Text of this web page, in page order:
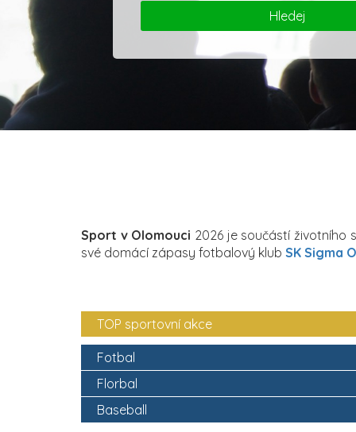
Sport v Olomouci 2026 je součástí životního
své domácí zápasy fotbalový klub SK Sigma
TOP sportovní akce
Fotbal
Florbal
Baseball